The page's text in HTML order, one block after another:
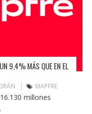
9,4% MÁS QUE EN EL
MAPFRE
millones